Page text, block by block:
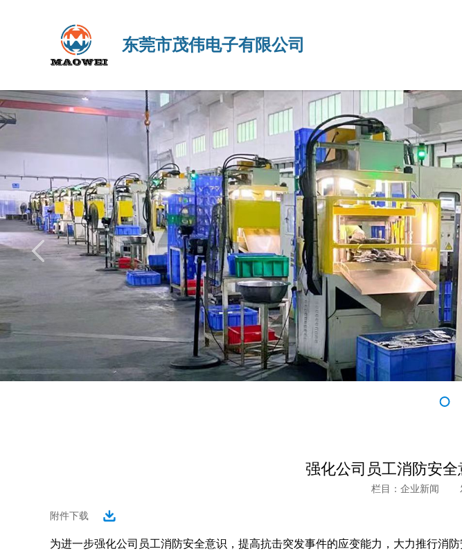
东莞市茂伟电子有限公司
强化公司员工消防安
栏目：企业新闻
附件下载
为进一步强化公司员工消防安全意识，提高抗击突发事件的应变能力，大力推行消